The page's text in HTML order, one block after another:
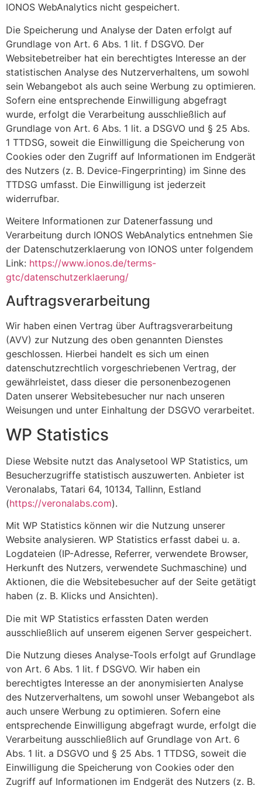
IONOS WebAnalytics nicht gespeichert.
Die Speicherung und Analyse der Daten erfolgt auf
Grundlage von Art. 6 Abs. 1 lit. f DSGVO. Der
Websitebetreiber hat ein berechtigtes Interesse an der
statistischen Analyse des Nutzerverhaltens, um sowohl
sein Webangebot als auch seine Werbung zu optimieren.
Sofern eine entsprechende Einwilligung abgefragt
wurde, erfolgt die Verarbeitung ausschließlich auf
Grundlage von Art. 6 Abs. 1 lit. a DSGVO und § 25 Abs.
1 TTDSG, soweit die Einwilligung die Speicherung von
Cookies oder den Zugriff auf Informationen im Endgerät
des Nutzers (z. B. Device-Fingerprinting) im Sinne des
TTDSG umfasst. Die Einwilligung ist jederzeit
widerrufbar.
Weitere Informationen zur Datenerfassung und
Verarbeitung durch IONOS WebAnalytics entnehmen Sie
der Datenschutzerklaerung von IONOS unter folgendem
Link: https://www.ionos.de/terms-
gtc/datenschutzerklaerung/
Auftragsverarbeitung
Wir haben einen Vertrag über Auftragsverarbeitung
(AVV) zur Nutzung des oben genannten Dienstes
geschlossen. Hierbei handelt es sich um einen
datenschutzrechtlich vorgeschriebenen Vertrag, der
gewährleistet, dass dieser die personenbezogenen
Daten unserer Websitebesucher nur nach unseren
Weisungen und unter Einhaltung der DSGVO verarbeitet.
WP Statistics
Diese Website nutzt das Analysetool WP Statistics, um
Besucherzugriffe statistisch auszuwerten. Anbieter ist
Veronalabs, Tatari 64, 10134, Tallinn, Estland
(https://veronalabs.com).
Mit WP Statistics können wir die Nutzung unserer
Website analysieren. WP Statistics erfasst dabei u. a.
Logdateien (IP-Adresse, Referrer, verwendete Browser,
Herkunft des Nutzers, verwendete Suchmaschine) und
Aktionen, die die Websitebesucher auf der Seite getätigt
haben (z. B. Klicks und Ansichten).
Die mit WP Statistics erfassten Daten werden
ausschließlich auf unserem eigenen Server gespeichert.
Die Nutzung dieses Analyse-Tools erfolgt auf Grundlage
von Art. 6 Abs. 1 lit. f DSGVO. Wir haben ein
berechtigtes Interesse an der anonymisierten Analyse
des Nutzerverhaltens, um sowohl unser Webangebot als
auch unsere Werbung zu optimieren. Sofern eine
entsprechende Einwilligung abgefragt wurde, erfolgt die
Verarbeitung ausschließlich auf Grundlage von Art. 6
Abs. 1 lit. a DSGVO und § 25 Abs. 1 TTDSG, soweit die
Einwilligung die Speicherung von Cookies oder den
Zugriff auf Informationen im Endgerät des Nutzers (z. B.